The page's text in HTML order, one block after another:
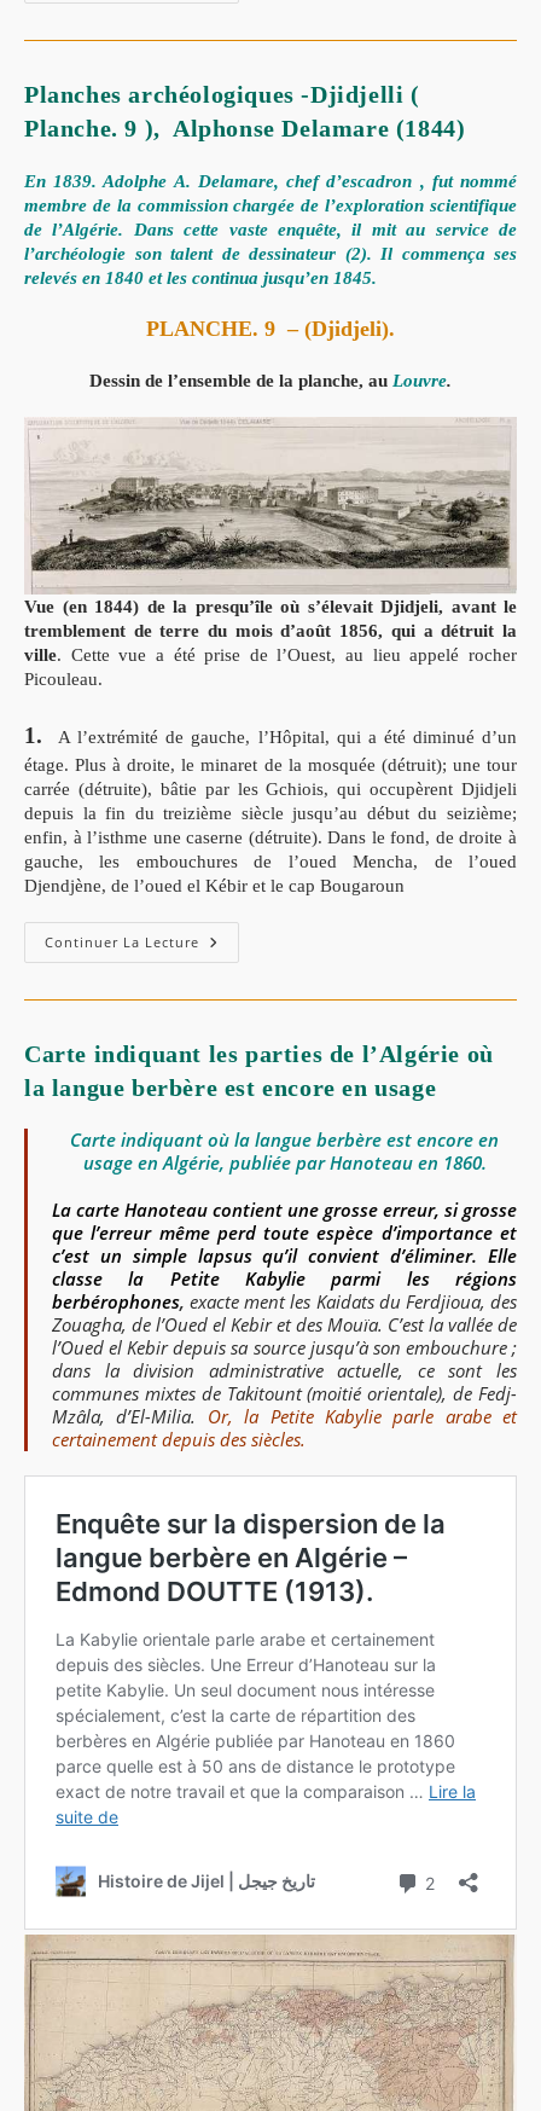
Planches archéologiques -Djidjelli (
Planche. 9 ), Alphonse Delamare (1844)
En 1839. Adolphe A. Delamare, chef d’escadron , fut nommé
membre de la commission chargée de l’exploration scientifique
de l’Algérie. Dans cette vaste enquête, il mit au service de
l’archéologie son talent de dessinateur (2). Il commença ses
relevés en 1840 et les continua jusqu’en 1845.
PLANCHE. 9 – (Djidjeli).
Dessin de l’ensemble de la planche, au Louvre.
Vue (en 1844) de la presqu’île où s’élevait Djidjeli, avant le
tremblement de terre du mois d’août 1856, qui a détruit la
ville. Cette vue a été prise de l’Ouest, au lieu appelé rocher
Picouleau.
1.
A l’extrémité de gauche, l’Hôpital, qui a été diminué d’un
étage.Plus à droite, le minaret de la mosquée (détruit); une tour
carrée (détruite), bâtie par les Gchiois, qui occupèrent Djidjeli
depuis la fin du treizième siècle jusqu’au début du seizième;
enfin, à l’isthme une caserne (détruite). Dans le fond, de droite à
gauche, les embouchures de l’oued Mencha, de l’oued
Djendjène, de l’oued el Kébir et le cap Bougaroun
Continuer La Lecture
Carte indiquant les parties de l’Algérie où
la langue berbère est encore en usage
Carte indiquant où la langue berbère est encore en
usage en Algérie, publiée par Hanoteau en 1860.
La carte Hanoteau contient une grosse erreur, si grosse
que l’erreur même perd toute espèce d’importance et
c’est un simple lapsus qu’il convient d’éliminer. Elle
classe la Petite Kabylie parmi les régions
berbérophones, exacte ment les Kaidats du Ferdjioua, des
Zouagha, de l’Oued el Kebir et des Mouïa. C’est la vallée de
l’Oued el Kebir depuis sa source jusqu’à son embouchure ;
dans la division administrative actuelle, ce sont les
communes mixtes de Takitount (moitié orientale), de Fedj-
Mzâla, d’El-Milia. Or, la Petite Kabylie parle arabe et
certainement depuis des siècles.